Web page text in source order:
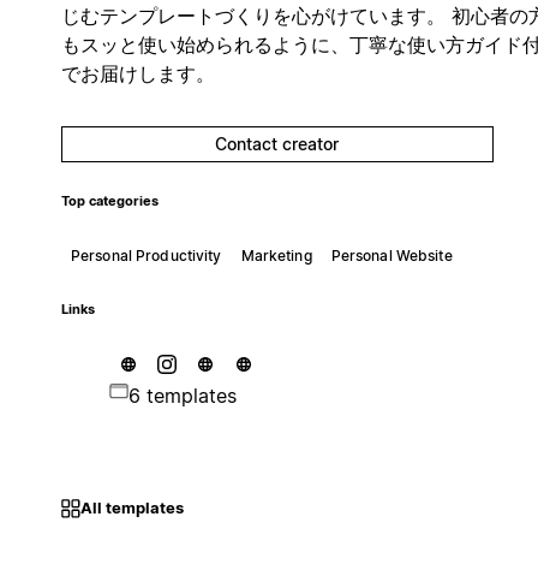
じむテンプレートづくりを心がけています。 初心者の
もスッと使い始められるように、丁寧な使い方ガイド
でお届けします。
Contact creator
Top categories
Personal Productivity Marketing Personal Website
Links
6 templates
All templates